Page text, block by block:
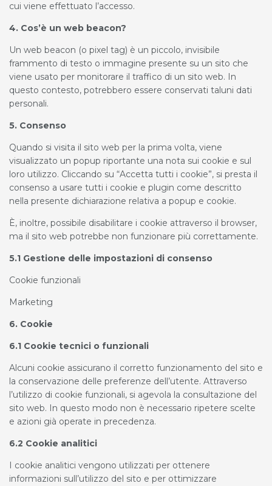
cui viene effettuato l’accesso.
4. Cos’è un web beacon?
Un web beacon (o pixel tag) è un piccolo, invisibile
frammento di testo o immagine presente su un sito che
viene usato per monitorare il traffico di un sito web. In
questo contesto, potrebbero essere conservati taluni dati
personali.
5. Consenso
Quando si visita il sito web per la prima volta, viene
visualizzato un popup riportante una nota sui cookie e sul
loro utilizzo. Cliccando su “Accetta tutti i cookie”, si presta il
consenso a usare tutti i cookie e plugin come descritto
nella presente dichiarazione relativa a popup e cookie.
È, inoltre, possibile disabilitare i cookie attraverso il browser,
ma il sito web potrebbe non funzionare più correttamente.
5.1 Gestione delle impostazioni di consenso
Cookie funzionali
Marketing
6. Cookie
6.1 Cookie tecnici o funzionali
Alcuni cookie assicurano il corretto funzionamento del sito e
la conservazione delle preferenze dell’utente. Attraverso
l’utilizzo di cookie funzionali, si agevola la consultazione del
sito web. In questo modo non è necessario ripetere scelte
e azioni già operate in precedenza.
6.2 Cookie analitici
I cookie analitici vengono utilizzati per ottenere
informazioni sull’utilizzo del sito e per ottimizzare